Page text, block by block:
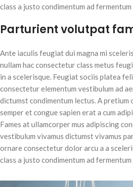
class a justo condimentum ad
Parturient volutpat
Ante iaculis feugiat dui magna mi
nullam hac consectetur class metus
in a scelerisque. Feugiat sociis platea
consectetur elementum vestibulum ad
dictumst condimentum lectus. A pretium
semper et congue sapien erat a cum
Fames at ullamcorper mus adipiscing
vestibulum vivamus dictumst vivamus
ornare consectetur dolor arcu a a
class a justo condimentum ad